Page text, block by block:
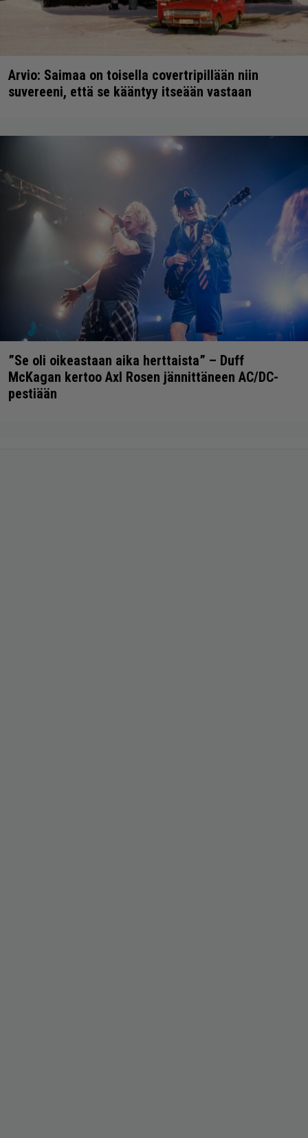
Arvio: Saimaa on toisella covertripillään niin
suvereeni, että se kääntyy itseään vastaan
”Se oli oikeastaan aika herttaista” – Duff
McKagan kertoo Axl Rosen jännittäneen AC/DC-
pestiään